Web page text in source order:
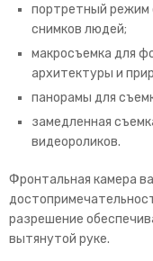
портретный режим
снимков людей;
макросъемка для
архитектуры и
панорамы для
замедленная
видеороликов.
Фронтальная камера
разрешение
вытянутой руке.